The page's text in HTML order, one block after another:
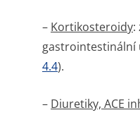
– Kortikosteroidy:
gastrointestinální
4.4).
– Diuretiky, ACE